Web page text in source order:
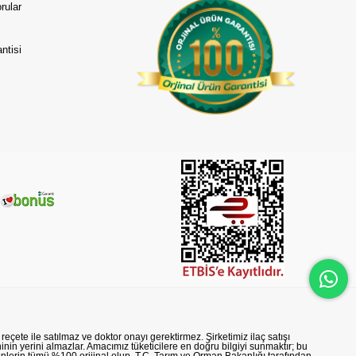
ile satılmaz ve doktor onayı gerektirmez. Şirketimiz ilaç satışı
yerini almazlar. Amacımız tüketicilere en doğru bilgiyi sunmaktır; bu